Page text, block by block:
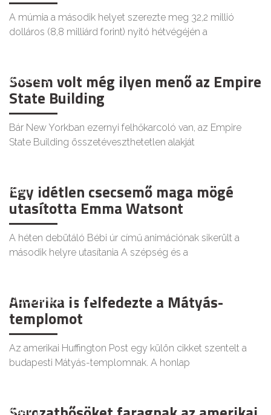
A múmia a második helyet szerezte meg 32,2 millió
dolláros (8,8 milliárd forint) nyitó hétvégéjén a
KIKAPCS
Sosem volt még ilyen menő az Empire
State Building
Bár New Yorkban ezernyi felhőkarcoló van, az Empire
State Building összetéveszthetetlen alakját
KULT
Egy idétlen csecsemő maga mögé
utasította Emma Watsont
A héten debütáló Bébi úr című animációnak sikerült a
második helyre utasítania A szépség és a
GOODAPEST
Amerika is felfedezte a Mátyás-
templomot
Az amerikai Huffington Post egy külön cikket szentelt a
budapesti Mátyás-templomnak. A honlap
KULT